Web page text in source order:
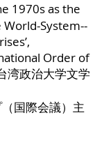
1970s as the
System--
Order of
湾政治大学文学
国際会議）主